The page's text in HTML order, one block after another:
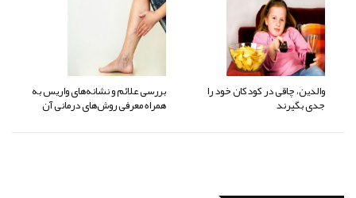
والدین، چاقی در کودکان خود را
جدی بگیرند
بررسی علائم و نشانه‌های واریس به
همراه معرفی روش‌های درمانی آن